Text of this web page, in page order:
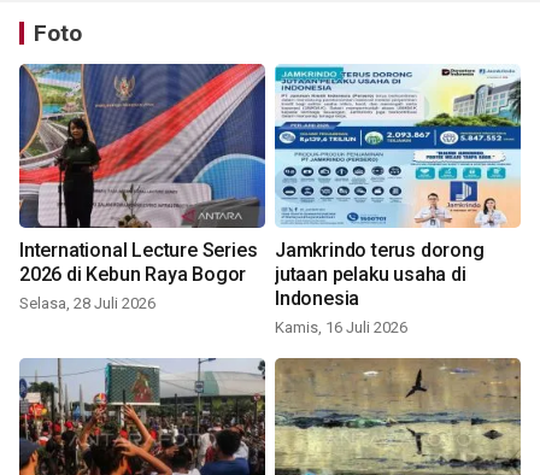
Foto
International Lecture Series
2026 di Kebun Raya Bogor
Selasa, 28 Juli 2026
Jamkrindo terus dorong
jutaan pelaku usaha di
Indonesia
Kamis, 16 Juli 2026